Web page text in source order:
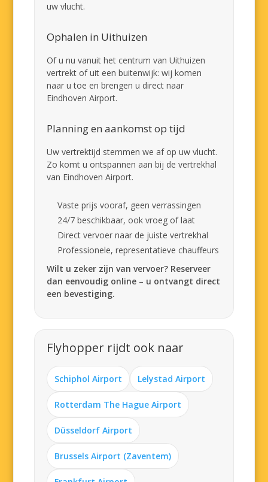
uw vlucht.
Ophalen in Uithuizen
Of u nu vanuit het centrum van Uithuizen
vertrekt of uit een buitenwijk: wij komen
naar u toe en brengen u direct naar
Eindhoven Airport.
Planning en aankomst op tijd
Uw vertrektijd stemmen we af op uw vlucht.
Zo komt u ontspannen aan bij de vertrekhal
van Eindhoven Airport.
Vaste prijs vooraf, geen verrassingen
24/7 beschikbaar, ook vroeg of laat
Direct vervoer naar de juiste vertrekhal
Professionele, representatieve chauffeurs
Wilt u zeker zijn van vervoer? Reserveer
dan eenvoudig online – u ontvangt direct
een bevestiging.
Flyhopper rijdt ook naar
Schiphol Airport Lelystad Airport
Rotterdam The Hague Airport
Düsseldorf Airport
Brussels Airport (Zaventem)